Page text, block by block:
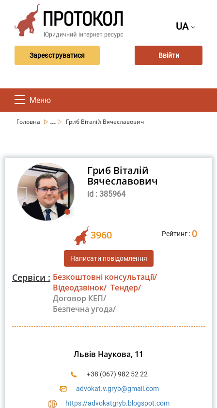
UA
Зареєструватися Ввійти
Меню
Головна ... Гриб Віталій Вячеславович
Гриб Віталій
Вячеславович
id : 385964
3960 Рейтинг : 0
Написати повідомлення
Сервіси : Безкоштовні консультації/
Відеодзвінок/ Тендер/
Договор КЕП/
Безпечна угода/
Львів Наукова, 11
+38 (067) 982 52 22
advokat.v.gryb@gmail.com
https://advokatgryb.blogspot.com